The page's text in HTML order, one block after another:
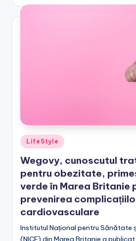
Posted
in
LifeStyle
Wegovy, cunoscutul
pentru obezitate,
verde în Marea Britanie
prevenirea
cardiovasculare
Institutul Național pentru Sănătate
(NICE) din Marea Britanie a publicat